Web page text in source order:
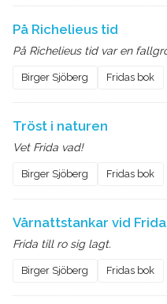
På Richelieus tid
På Richelieus tid var en
Birger Sjöberg Fridas bok
Tröst i naturen
Vet Frida vad!
Birger Sjöberg Fridas bok
Vårnattstankar vid
Frida till ro sig lagt.
Birger Sjöberg Fridas bok